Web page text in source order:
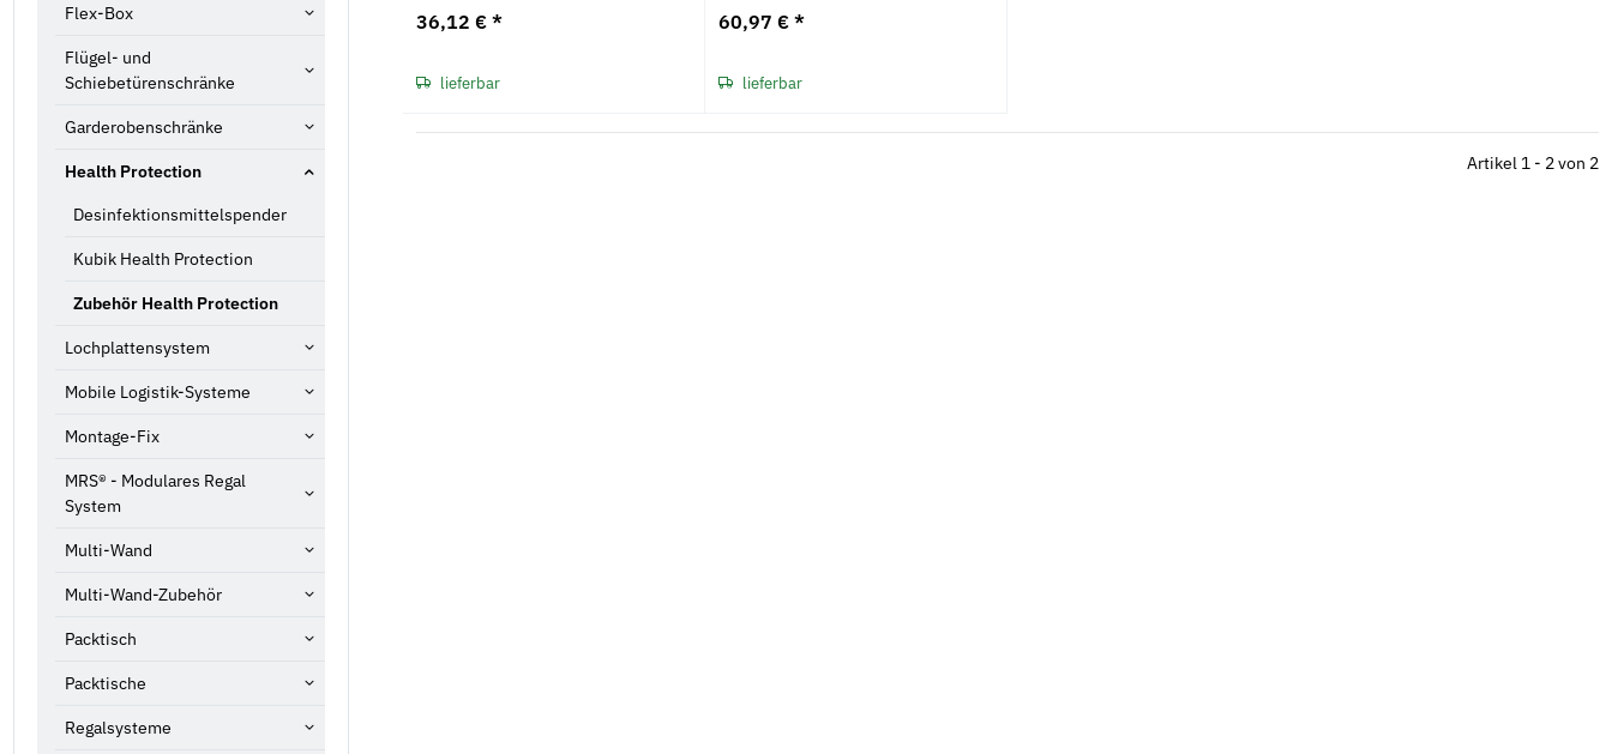
36,12 €*
lieferbar
60,97 €*
lieferbar
Artikel 1 - 2 von 2
Flex-Box
Flügel- und
Schiebetürenschränke
Garderobenschränke
Health Protection
Desinfektionsmittelspender
Kubik Health Protection
Zubehör Health Protection
Lochplattensystem
Mobile Logistik-Systeme
Montage-Fix
MRS® - Modulares Regal
System
Multi-Wand
Multi-Wand-Zubehör
Packtisch
Packtische
Regalsysteme